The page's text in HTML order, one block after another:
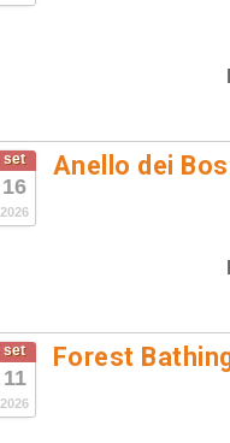
set
16
2026
Anello dei
set
11
2026
Forest